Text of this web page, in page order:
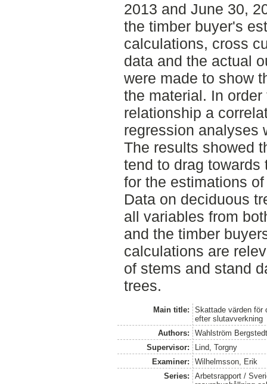
2013 and June 30,
the timber buyer's
calculations, cross
data and the actual
were made to show
the material. In
relationship a
regression analyses
The results showed
tend to drag
for the estimations
Data on deciduous
all variables from
and the timber
calculations are
of stems and stand
trees.
Main title:
Skattade värden för
efter slutavverkning
Authors:
Wahlström
Supervisor:
Lind, Torgny
Examiner:
Wilhelmsson, Erik
Series:
Arbetsrapport /